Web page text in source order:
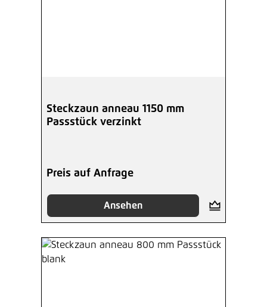
Steckzaun anneau 1150 mm
Passstück verzinkt
Preis auf Anfrage
Ansehen